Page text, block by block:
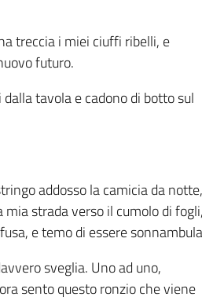
treccia i miei ciuffi ribelli, e
futuro.
tavola e cadono di botto sul
addosso la camicia da notte,
strada verso il cumolo di fogli,
e temo di essere
sveglia. Uno ad uno,
sento questo ronzio che viene